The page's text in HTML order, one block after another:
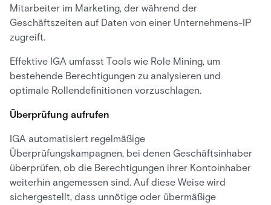
Mitarbeiter im Marketing, der während der
Geschäftszeiten auf Daten von einer Unternehmens-IP
zugreift.
Effektive IGA umfasst Tools wie Role Mining, um
bestehende Berechtigungen zu analysieren und
optimale Rollendefinitionen vorzuschlagen.
Überprüfung aufrufen
IGA automatisiert regelmäßige
Überprüfungskampagnen, bei denen Geschäftsinhaber
überprüfen, ob die Berechtigungen ihrer Kontoinhaber
weiterhin angemessen sind. Auf diese Weise wird
sichergestellt, dass unnötige oder übermäßige